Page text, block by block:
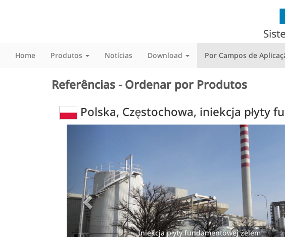
Home Produtos Notícias Download Por Campos de
Referências - Ordenar por Produtos
Polska, Częstochowa, iniekcja płyty
Iniekcja płyty fundamentowej żelem